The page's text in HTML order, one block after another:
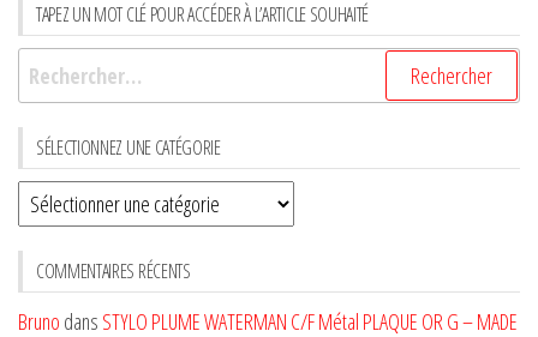
TAPEZ UN MOT CLÉ POUR ACCÉDER À L’ARTICLE SOUHAITÉ
Rechercher :
SÉLECTIONNEZ UNE CATÉGORIE
Sélectionnez
une
CATÉGORIE
COMMENTAIRES RÉCENTS
Bruno dans STYLO PLUME WATERMAN C/F Métal PLAQUE OR G – MADE